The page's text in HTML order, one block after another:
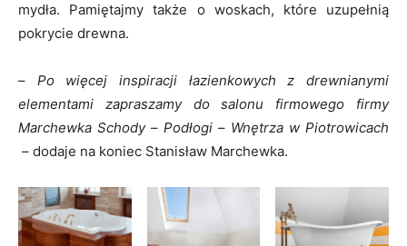
mydła. Pamiętajmy także o woskach, które uzupełnią
pokrycie drewna.
– Po więcej inspiracji łazienkowych z drewnianymi
elementami zapraszamy do salonu firmowego firmy
Marchewka Schody – Podłogi – Wnętrza w Piotrowicach
– dodaje na koniec Stanisław Marchewka.